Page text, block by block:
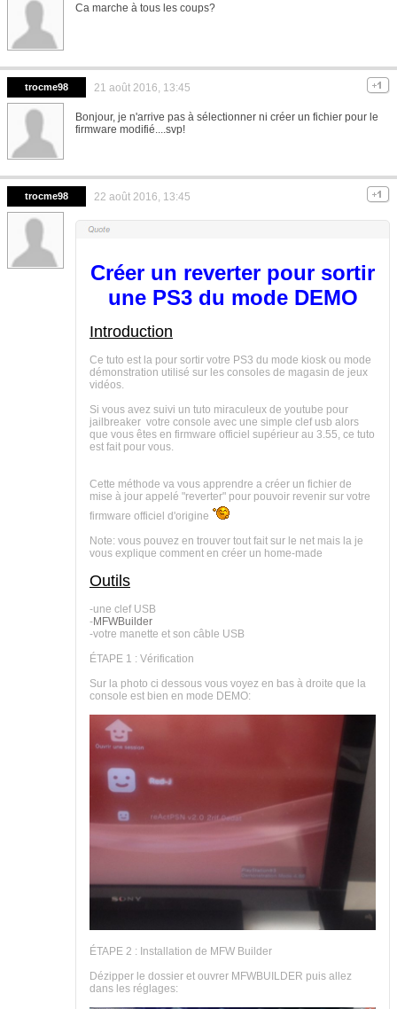
Ca marche à tous les coups?
trocme98 21 août 2016, 13:45
Bonjour, je n'arrive pas à sélectionner ni créer un fichier pour le
firmware modifié....svp!
trocme98 22 août 2016, 13:45
Créer un reverter pour sortir
une PS3 du mode DEMO
Introduction
Ce tuto est la pour sortir votre PS3 du mode kiosk ou mode
démonstration utilisé sur les consoles de magasin de jeux
vidéos.
Si vous avez suivi un tuto miraculeux de youtube pour
jailbreaker votre console avec une simple clef usb alors
que vous êtes en firmware officiel supérieur au 3.55, ce tuto
est fait pour vous.
Cette méthode va vous apprendre a créer un fichier de
mise à jour appelé "reverter" pour pouvoir revenir sur votre
firmware officiel d'origine
Note: vous pouvez en trouver tout fait sur le net mais la je
vous explique comment en créer un home-made
Outils
-une clef USB
-MFWBuilder
-votre manette et son câble USB
ÉTAPE 1 : Vérification
Sur la photo ci dessous vous voyez en bas à droite que la
console est bien en mode DEMO:
ÉTAPE 2 : Installation de MFW Builder
Dézipper le dossier et ouvrer MFWBUILDER puis allez
dans les réglages: